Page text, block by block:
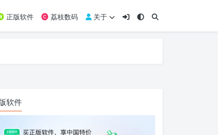
正版软件 荔枝数码 关于
软件